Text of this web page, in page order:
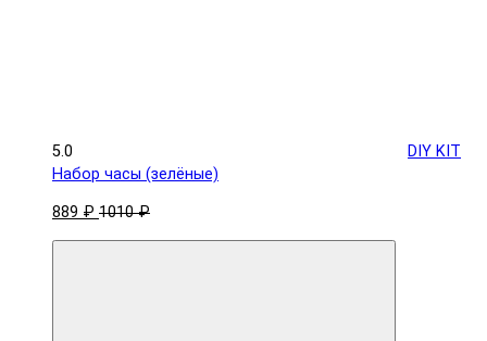
5.0
DIY KIT
Набор часы (зелёные)
889 ₽ 1010 ₽